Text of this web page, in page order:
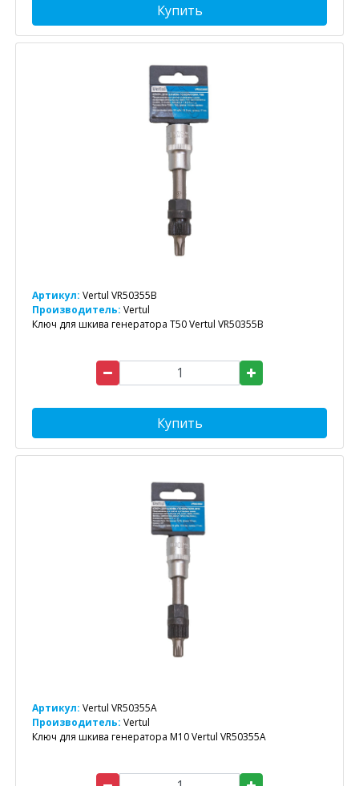
Купить
Артикул: Vertul VR50355B
Производитель: Vertul
Ключ для шкива генератора T50 Vertul VR50355B
Купить
Артикул: Vertul VR50355A
Производитель: Vertul
Ключ для шкива генератора M10 Vertul VR50355A